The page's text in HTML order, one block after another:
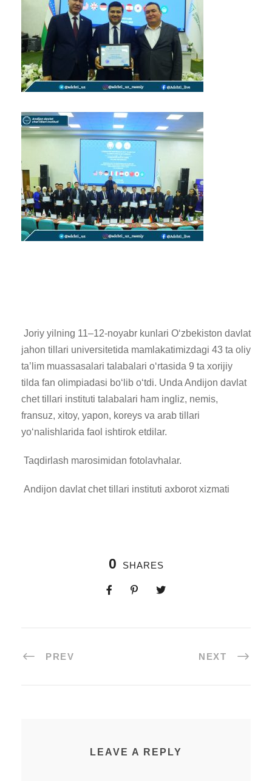
Joriy yilning 11–12-noyabr kunlari O‘zbekiston davlat
jahon tillari universitetida mamlakatimizdagi 43 ta oliy
ta’lim muassasalari talabalari o‘rtasida 9 ta xorijiy
tilda fan olimpiadasi bo‘lib o‘tdi. Unda Andijon davlat
chet tillari instituti talabalari ham ingliz, nemis,
fransuz, xitoy, yapon, koreys va arab tillari
yo‘nalishlarida faol ishtirok etdilar.
Taqdirlash marosimidan fotolavhalar.
Andijon davlat chet tillari instituti axborot xizmati
0 SHARES
PREV NEXT
LEAVE A REPLY